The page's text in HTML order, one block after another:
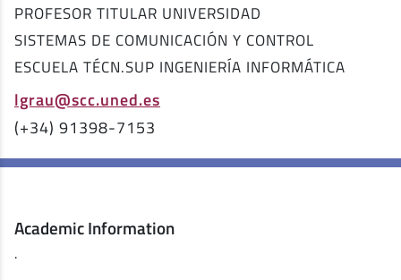
PROFESOR TITULAR UNIVERSIDAD
SISTEMAS DE COMUNICACIÓN Y CONTROL
ESCUELA TÉCN.SUP INGENIERÍA INFORMÁTICA
lgrau@scc.uned.es
(+34) 91398-7153
Academic Information
.